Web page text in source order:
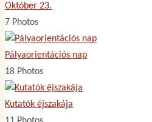
Október 23.
7 Photos
Pályaorientációs nap
18 Photos
Kutatók éjszakája